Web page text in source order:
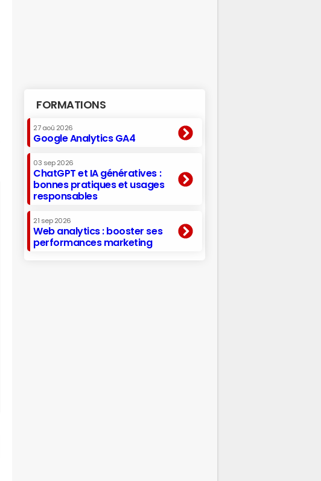
FORMATIONS
27 aoû 2026
Google Analytics GA4
03 sep 2026
ChatGPT et IA génératives :
bonnes pratiques et usages
responsables
21 sep 2026
Web analytics : booster ses
performances marketing